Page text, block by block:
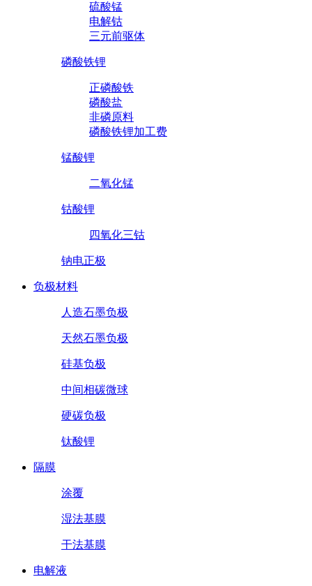
硫酸锰
电解钴
三元前驱体
磷酸铁锂
正磷酸铁
磷酸盐
非磷原料
磷酸铁锂加工费
锰酸锂
二氧化锰
钴酸锂
四氧化三钴
钠电正极
负极材料
人造石墨负极
天然石墨负极
硅基负极
中间相碳微球
硬碳负极
钛酸锂
隔膜
涂覆
湿法基膜
干法基膜
电解液